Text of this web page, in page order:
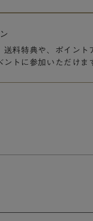
料特典や、
ポイント
ントに参加いただけま